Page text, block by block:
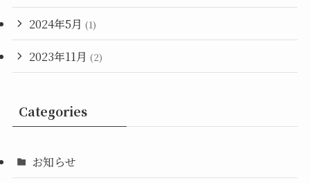
2024年5月 (1)
2023年11月 (2)
Categories
お知らせ